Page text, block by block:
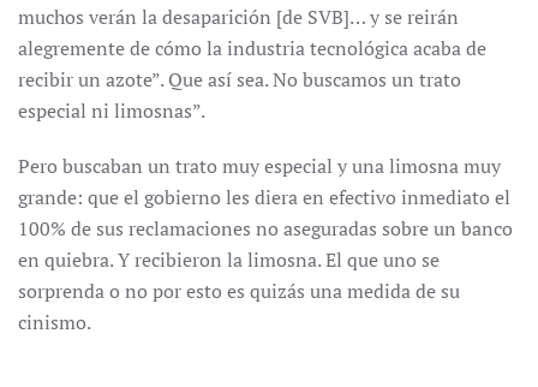
muchos verán la desaparición [de SVB]… y se reirán
alegremente de cómo la industria tecnológica acaba de
recibir un azote”. Que así sea. No buscamos un trato
especial ni limosnas”.
Pero buscaban un trato muy especial y una limosna muy
grande: que el gobierno les diera en efectivo inmediato el
100% de sus reclamaciones no aseguradas sobre un banco
en quiebra. Y recibieron la limosna. El que uno se
sorprenda o no por esto es quizás una medida de su
cinismo.